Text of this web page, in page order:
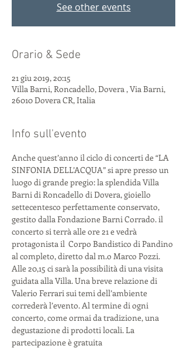
See other events
Orario & Sede
21 giu 2019, 20:15
Villa Barni, Roncadello, Dovera , Via Barni,
26010 Dovera CR, Italia
Info sull'evento
Anche quest’anno il ciclo di concerti de “LA
SINFONIA DELL’ACQUA” si apre presso un
luogo di grande pregio: la splendida Villa
Barni di Roncadello di Dovera, gioiello
settecentesco perfettamente conservato,
gestito dalla Fondazione Barni Corrado. il
concerto si terrà alle ore 21 e vedrà
protagonista il  Corpo Bandistico di Pandino
al completo, diretto dal m.o Marco Pozzi.
Alle 20,15 ci sarà la possibilità di una visita
guidata alla Villa. Una breve relazione di
Valerio Ferrari sui temi dell’ambiente
correderà l’evento. Al termine di ogni
concerto, come ormai da tradizione, una
degustazione di prodotti locali. La
partecipazione è gratuita